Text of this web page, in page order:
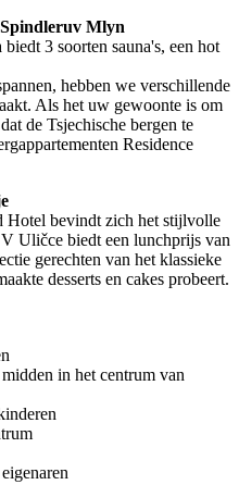
Mlyn
3 soorten sauna's, een hot
hebben we verschillende
Als het uw gewoonte is om
de Tsjechische bergen te
Residence
Hotel bevindt zich het stijlvolle
Uličce biedt een lunchprijs van
gerechten van het klassieke
desserts en cakes probeert.
in het centrum van